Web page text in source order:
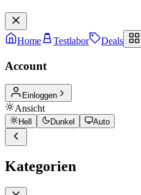
Home Testlabor Deals
Account
Einloggen
Ansicht
Hell Dunkel Auto
Kategorien